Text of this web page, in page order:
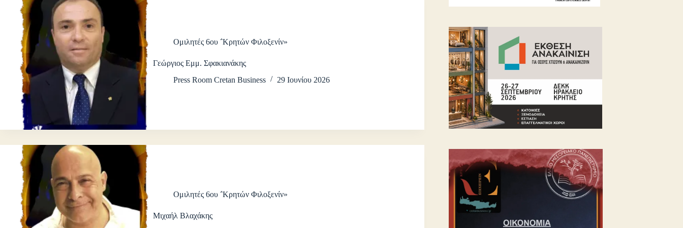
Ομιλητές 6ου ΅Κρητών Φιλοξενίν»
Γεώργιος Εμμ. Σφακιανάκης
Press Room Cretan Business
29 Ιουνίου 2026
Ομιλητές 6ου ΅Κρητών Φιλοξενίν»
Μιχαήλ Βλαχάκης